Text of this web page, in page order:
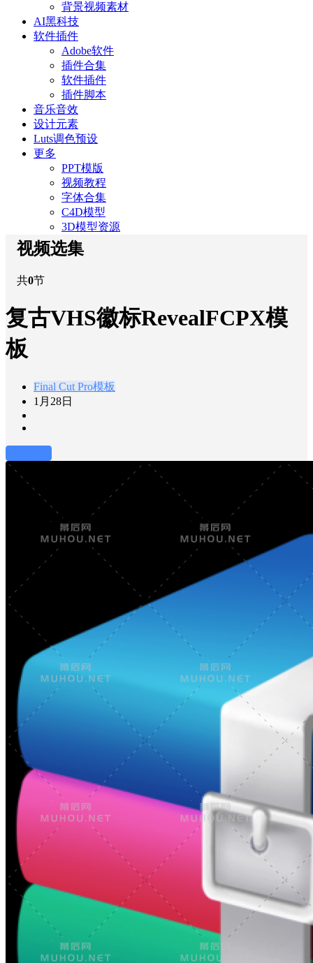
背景视频素材
AI黑科技
软件插件
Adobe软件
插件合集
软件插件
插件脚本
音乐音效
设计元素
Luts调色预设
更多
PPT模版
视频教程
字体合集
C4D模型
3D模型资源
视频选集
共0节
复古VHS徽标RevealFCPX模
板
Final Cut Pro模板
1月28日